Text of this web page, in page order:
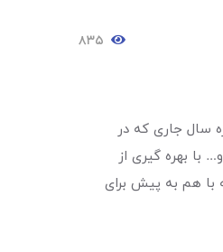
۸۳۵
شد. در کنگره سال جاری که در
با بهره گیری از
با هم به پیش برای